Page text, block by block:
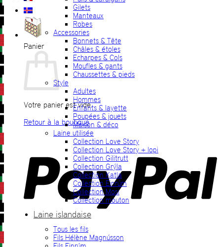
Panier
Votre panier est vide.
Retour à la boutique
Gilets
Manteaux
Robes
Accessories
Bonnets & Tête
Châles & étoles
Echarpes & Cols
Moufles & gants
Chaussettes & pieds
Style
Adultes
Hommes
Enfants & layette
Poupées & jouets
Maison & déco
Laine utilisée
Collection Love Story
Collection Love Story + lopi
Collection Gilitrutt
Collection Grýla
Collection Katla
Collection Einrúm
Collection Mosi
Collection mouton
Laine islandaise
Tous les fils
Fils Hélène Magnússon